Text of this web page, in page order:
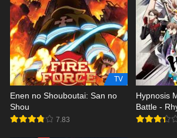
TV
Enen no Shouboutai: San no
Shou
7.83
Hypnosis
Battle -